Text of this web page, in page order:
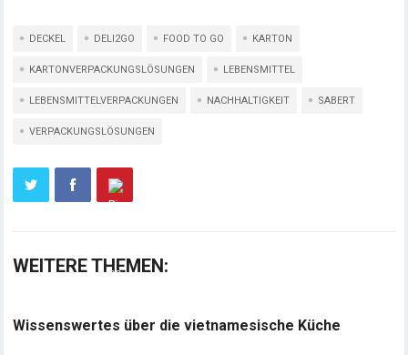
DECKEL DELI2GO FOOD TO GO KARTON
KARTONVERPACKUNGSLÖSUNGEN LEBENSMITTEL
LEBENSMITTELVERPACKUNGEN NACHHALTIGKEIT SABERT
VERPACKUNGSLÖSUNGEN
WEITERE THEMEN:
Wissenswertes über die vietnamesische Küche